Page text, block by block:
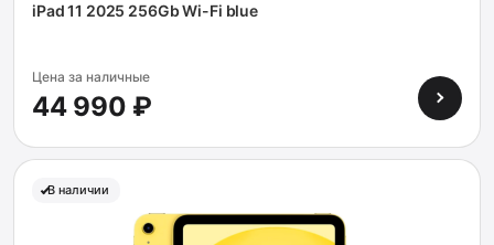
iPad 11 2025 256Gb Wi-Fi blue
Цена за наличные
44 990 ₽
В наличии